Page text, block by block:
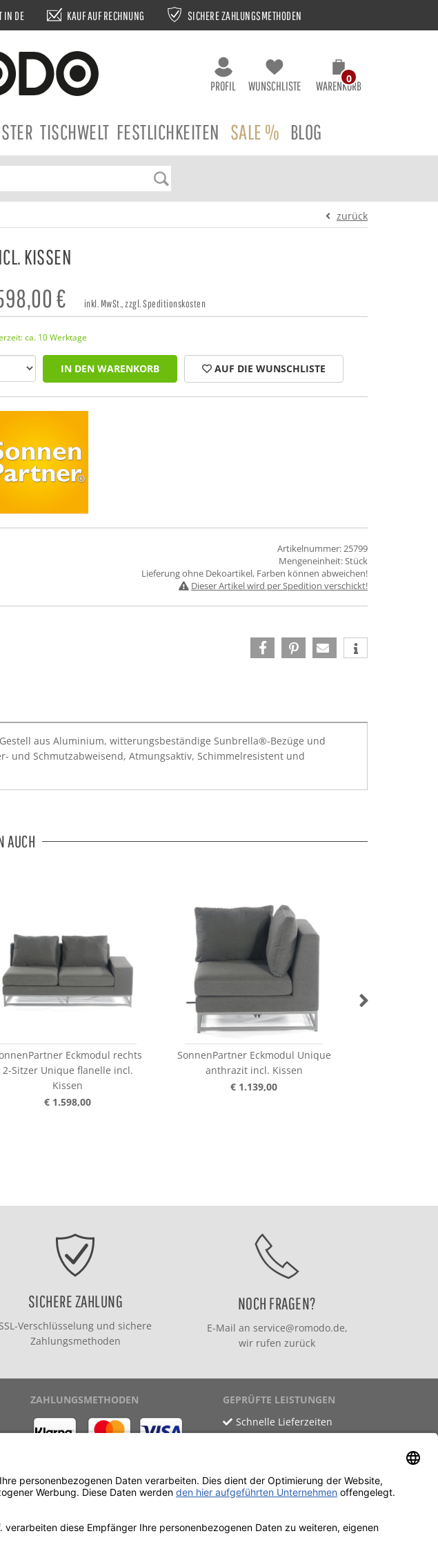
IN DE KAUF AUF RECHNUNG SICHERE ZAHLUNGSMETHODEN
PROFIL WUNSCHLISTE WARENKORB
0
TISCHWELT FESTLICHKEITEN SALE % BLOG
zurück
KISSEN
€ inkl. MwSt., zzgl. Speditionskosten
ca. 10 Werktage
IN DEN WARENKORB AUF DIE WUNSCHLISTE
Artikelnummer: 25799
Mengeneinheit: Stück
Lieferung ohne Dekoartikel, Farben können abweichen!
Dieser Artikel wird per Spedition verschickt!
aus Aluminium, witterungsbeständige Sunbrella®-Bezüge und
und Schmutzabweisend, Atmungsaktiv, Schimmelresistent und
AUCH
Eckmodul rechts
2-Sitzer Unique flanelle incl.
Kissen
€ 1.598,00
SonnenPartner Eckmodul Unique
anthrazit incl. Kissen
€ 1.139,00
SICHERE ZAHLUNG
SSL-Verschlüsselung und sichere
Zahlungsmethoden
NOCH FRAGEN?
E-Mail an service@romodo.de,
wir rufen zurück
ZAHLUNGSMETHODEN
GEPRÜFTE LEISTUNGEN
Schnelle Lieferzeiten
SSL-Verschlüsselung